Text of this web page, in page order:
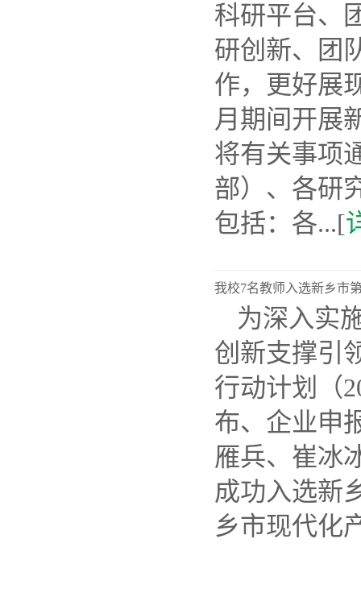
科研平台、
研创新、团
作，更好展
月期间开展
将有关事项
部）、各研
包括：各...[
我校7名教师入选新乡市
为深入实
创新支撑引
行动计划（
布、企业申
雁兵、崔冰
成功入选新
乡市现代化